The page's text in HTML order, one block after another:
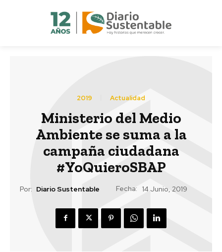
2019 Actualidad
Ministerio del Medio
Ambiente se suma a la
campaña ciudadana
#YoQuieroSBAP
Por: Diario Sustentable Fecha: 14 Junio, 2019